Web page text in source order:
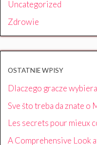
Uncategorized
Zdrowie
OSTATNIE WPISY
Dlaczego gracze
Sve što treba da znate
Les secrets pour mieux
A Comprehensive Look